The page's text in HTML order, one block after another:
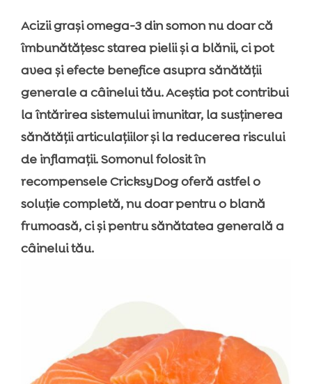
Acizii grași omega-3 din somon nu doar că
îmbunătățesc starea pielii și a blănii, ci pot
avea și efecte benefice asupra sănătății
generale a câinelui tău. Aceștia pot contribui
la întărirea sistemului imunitar, la susținerea
sănătății articulațiilor și la reducerea riscului
de inflamații. Somonul folosit în
recompensele CricksyDog oferă astfel o
soluție completă, nu doar pentru o blană
frumoasă, ci și pentru sănătatea generală a
câinelui tău.